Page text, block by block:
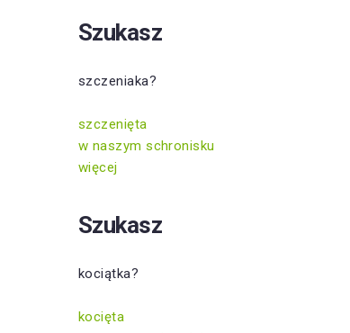
Szukasz
szczeniaka?
szczenięta
w naszym schronisku
więcej
Szukasz
kociątka?
kocięta